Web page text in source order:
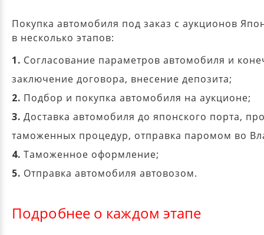
Покупка автомобиля под заказ с аукционов
в несколько этапов:
1. Согласование параметров автомобиля и
заключение договора, внесение депозита;
2. Подбор и покупка автомобиля на аукционе;
3. Доставка автомобиля до японского порта,
таможенных процедур, отправка паромом во
4. Таможенное оформление;
5. Отправка автомобиля автовозом.
Подробнее о каждом этапе